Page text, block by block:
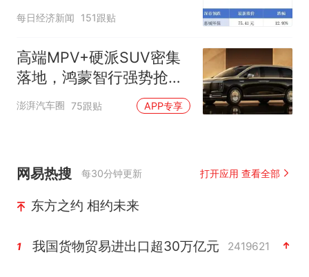
量跻身全球车企第六丨大
每日经济新闻 151跟贴
高端MPV+硬派SUV密集
落地，鸿蒙智行强势抢占
自主高端市场制高点
澎湃汽车圈 75跟贴 APP专享
网易热搜 每30分钟更新 打开应用 查看全部
东方之约 相约未来
1 我国货物贸易进出口超30万亿元 2419621